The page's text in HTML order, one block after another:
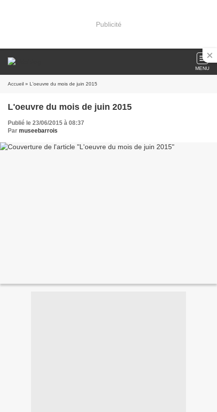
Publicité
MENU
Accueil » L'oeuvre du mois de juin 2015
L'oeuvre du mois de juin 2015
Publié le 23/06/2015 à 08:37
Par museebarrois